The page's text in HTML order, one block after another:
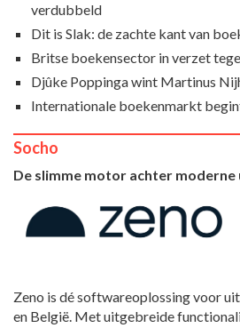
verdubbeld
Dit is Slak: de zachte kant van
Britse boekensector in verzet
Djûke Poppinga wint Martinus
Internationale boekenmarkt
Socho
De slimme motor achter
Zeno is dé softwareoplossing voor
en België. Met uitgebreide